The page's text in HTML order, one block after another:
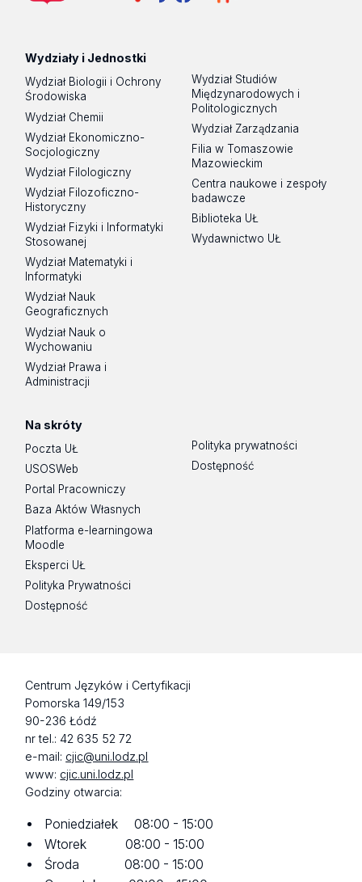
Wydziały i Jednostki
Wydział Biologii i Ochrony
Środowiska
Wydział Chemii
Wydział Ekonomiczno-
Socjologiczny
Wydział Filologiczny
Wydział Filozoficzno-
Historyczny
Wydział Fizyki i Informatyki
Stosowanej
Wydział Matematyki i
Informatyki
Wydział Nauk
Geograficznych
Wydział Nauk o
Wychowaniu
Wydział Prawa i
Administracji
Wydział Studiów
Międzynarodowych i
Politologicznych
Wydział Zarządzania
Filia w Tomaszowie
Mazowieckim
Centra naukowe i zespoły
badawcze
Biblioteka UŁ
Wydawnictwo UŁ
Na skróty
Poczta UŁ
USOSWeb
Portal Pracowniczy
Baza Aktów Własnych
Platforma e-learningowa
Moodle
Eksperci UŁ
Polityka Prywatności
Dostępność
Polityka prywatności
Dostępność
Centrum Języków i Certyfikacji
Pomorska 149/153
90-236 Łódź
nr tel.: 42 635 52 72
e-mail: cjic@uni.lodz.pl
www: cjic.uni.lodz.pl
Godziny otwarcia:
Poniedziałek 08:00 - 15:00
Wtorek 08:00 - 15:00
Środa 08:00 - 15:00